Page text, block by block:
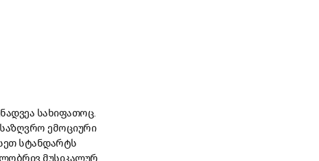
სახიფათოც.
ემოციური
სტანდარტს